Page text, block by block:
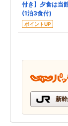
付き】夕食は当
(1泊3食付)
ポイントUP
新